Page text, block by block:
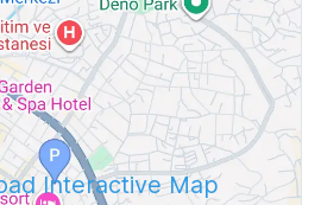
Interactive Map